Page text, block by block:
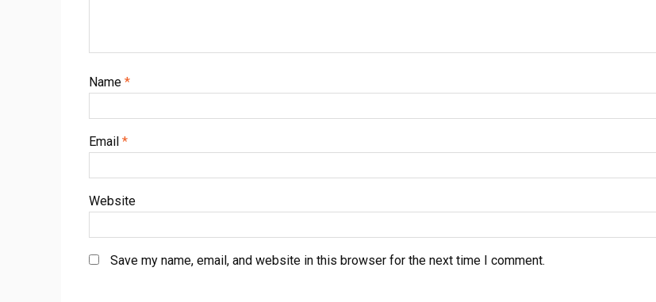
Name *
Email *
Website
Save my name, email, and website in this browser for the next time I comment.